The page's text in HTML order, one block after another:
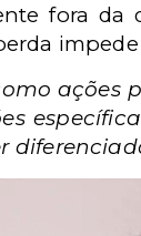
fora da
ações